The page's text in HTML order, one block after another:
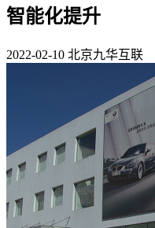
智能化提升
2022-02-10 北京九华互联